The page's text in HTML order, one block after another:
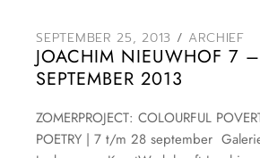
SEPTEMBER 25, 2013 ARCHIEF
JOACHIM NIEUWHOF 7
SEPTEMBER 2013
ZOMERPROJECT: COLOURFUL
POETRY | 7 t/m 28 september